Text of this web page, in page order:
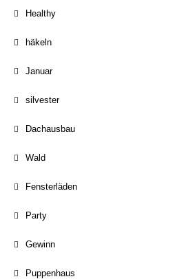
Healthy
häkeln
Januar
silvester
Dachausbau
Wald
Fensterläden
Party
Gewinn
Puppenhaus